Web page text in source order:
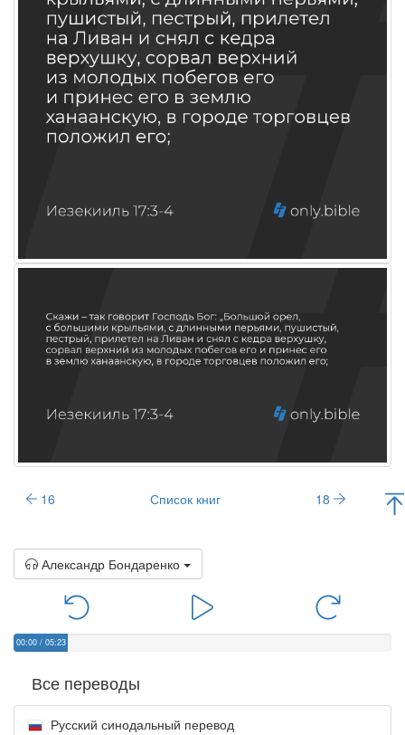
16 Список книг 18
Александр Бондаренко
00:00 / 05:23
Все переводы
Русский синодальный перевод